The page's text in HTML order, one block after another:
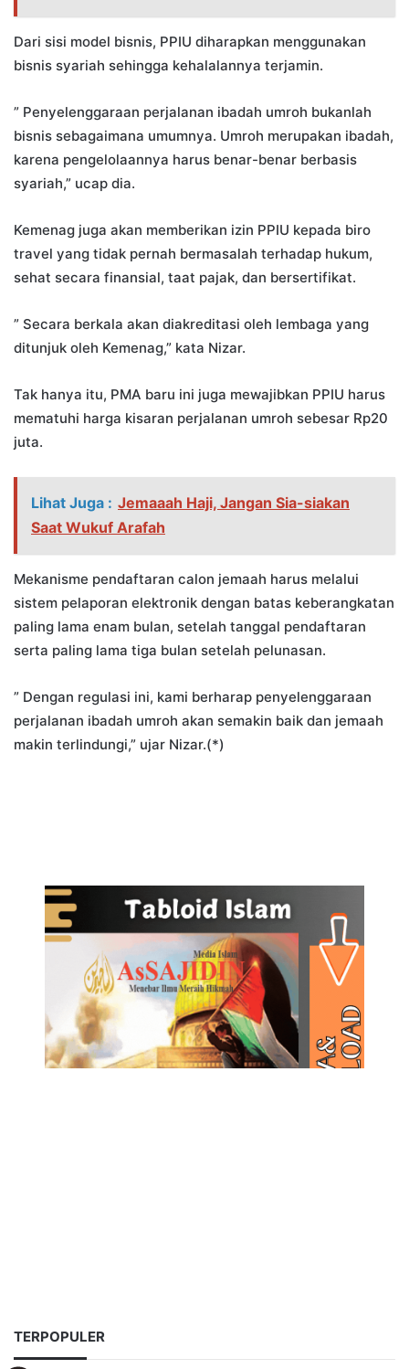
Dari sisi model bisnis, PPIU diharapkan menggunakan
bisnis syariah sehingga kehalalannya terjamin.
” Penyelenggaraan perjalanan ibadah umroh bukanlah
bisnis sebagaimana umumnya. Umroh merupakan ibadah,
karena pengelolaannya harus benar-benar berbasis
syariah,” ucap dia.
Kemenag juga akan memberikan izin PPIU kepada biro
travel yang tidak pernah bermasalah terhadap hukum,
sehat secara finansial, taat pajak, dan bersertifikat.
” Secara berkala akan diakreditasi oleh lembaga yang
ditunjuk oleh Kemenag,” kata Nizar.
Tak hanya itu, PMA baru ini juga mewajibkan PPIU harus
mematuhi harga kisaran perjalanan umroh sebesar Rp20
juta.
Lihat Juga : Jemaaah Haji, Jangan Sia-siakan
Saat Wukuf Arafah
Mekanisme pendaftaran calon jemaah harus melalui
sistem pelaporan elektronik dengan batas keberangkatan
paling lama enam bulan, setelah tanggal pendaftaran
serta paling lama tiga bulan setelah pelunasan.
” Dengan regulasi ini, kami berharap penyelenggaraan
perjalanan ibadah umroh akan semakin baik dan jemaah
makin terlindungi,” ujar Nizar.(*)
TERPOPULER